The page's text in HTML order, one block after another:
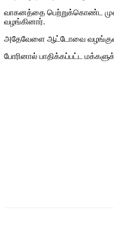
வாகனத்தை பெற்றுக்கொண்ட
வழங்கினார்.
அதேவேளை ஆட்டோவை
போரினால் பாதிக்கப்பட்ட